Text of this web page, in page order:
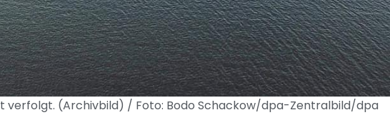
verfolgt. (Archivbild) / Foto: Bodo Schackow/dpa-Zentralbild/dpa